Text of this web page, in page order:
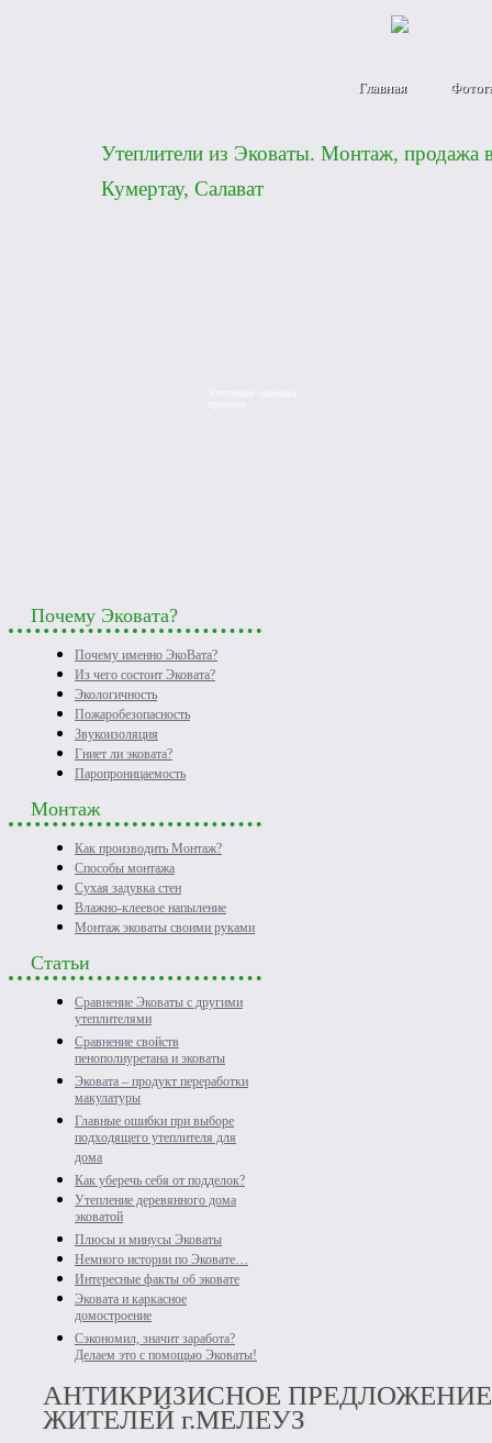
Главная
Утеплители из Эковаты. Монтаж, продажа
Кумертау, Салават
Почему Эковата?
Почему именно ЭкоВата?
Из чего состоит Эковата?
Экологичность
Пожаробезопасность
Звукоизоляция
Гниет ли эковата?
Паропроницаемость
Монтаж
Как производить Монтаж?
Способы монтажа
Сухая задувка стен
Влажно-клеевое напыление
Монтаж эковаты своими руками
Статьи
Сравнение Эковаты с другими
утеплителями
Сравнение свойств
пенополиуретана и эковаты
Эковата – продукт переработки
макулатуры
Главные ошибки при выборе
подходящего утеплителя для
дома
Как уберечь себя от подделок?
Утепление деревянного дома
эковатой
Плюсы и минусы Эковаты
Немного истории по Эковате…
Интересные факты об эковате
Эковата и каркасное
домостроение
Сэкономил, значит заработа?
Делаем это с помощью Эковаты!
АНТИКРИЗИСНОЕ
ЖИТЕЛЕЙ г.МЕЛЕУЗ